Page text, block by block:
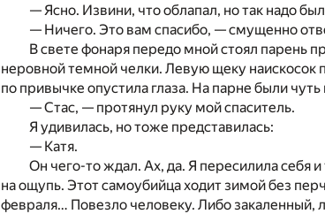
— Ясно. Извини, что облапал, но так надо
— Ничего. Это вам спасибо, — смущенно
В свете фонаря передо мной стоял парень
неровной темной челки. Левую щеку наискосок
по привычке опустила глаза. На парне были
— Стас, — протянул руку мой спаситель.
Я удивилась, но тоже представилась:
— Катя.
Он чего-то ждал. Ах, да. Я пересилила себя
на ощупь. Этот самоубийца ходит зимой без
февраля… Повезло человеку. Либо